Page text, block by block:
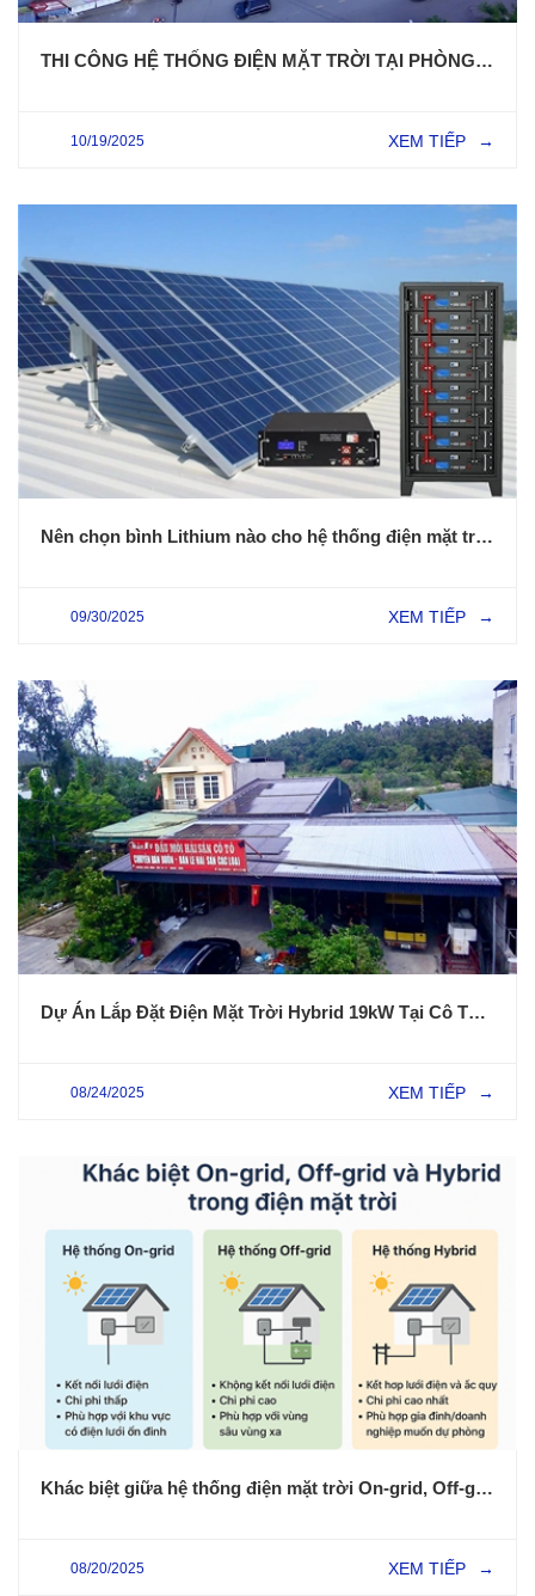
THI CÔNG HỆ THỐNG ĐIỆN MẶT TRỜI TẠI PHÒNG KHÁM ĐA KHOA 81 ĐÀ NẴNG – TP. HẢI PHÒNG
10/19/2025 XEM TIẾP →
Nên chọn bình Lithium nào cho hệ thống điện mặt trời Hybrid?
09/30/2025 XEM TIẾP →
Dự Án Lắp Đặt Điện Mặt Trời Hybrid 19kW Tại Cô Tô – Quảng Ninh
08/24/2025 XEM TIẾP →
Khác biệt giữa hệ thống điện mặt trời On-grid, Off-grid và Hybrid
08/20/2025 XEM TIẾP →